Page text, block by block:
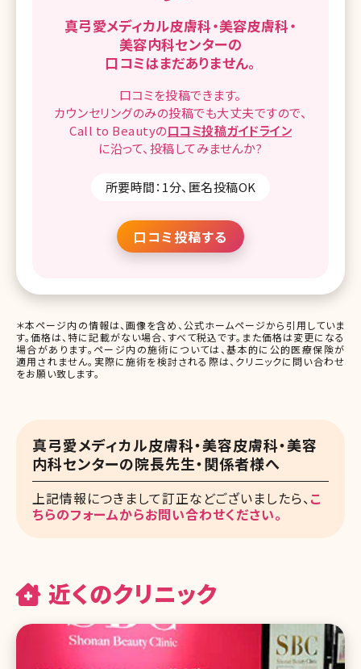
真弓愛メディカル皮膚科・美容皮膚科・
美容内科センターの
口コミはまだありません。
口コミを投稿できます。
カウンセリングのみの投稿でも大丈夫ですので、
Call to Beautyの口コミ投稿ガイドライン
に沿って、 投稿してみませんか?
所要時間：1分、匿名投稿OK
口コミ投稿する
＊本ページ内の情報は、画像を含め、公式ホームページから引用していま
す。価格は、特に記載がない場合、すべて税込です。また価格は変更になる
場合があります。ページ内の施術については、基本的に公的医療保険が
適用されません。実際に施術を検討される際は、クリニックに問い合わせ
をお願い致します。
真弓愛メディカル皮膚科・美容皮膚科・美容
内科センターの院長先生・関係者様へ
上記情報につきまして訂正などございましたら、こ
ちらのフォームからお問い合わせください。
近くのクリニック